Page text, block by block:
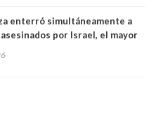
enterró simultáneamente a
por Israel, el mayor
44 niños y nueve ancianos